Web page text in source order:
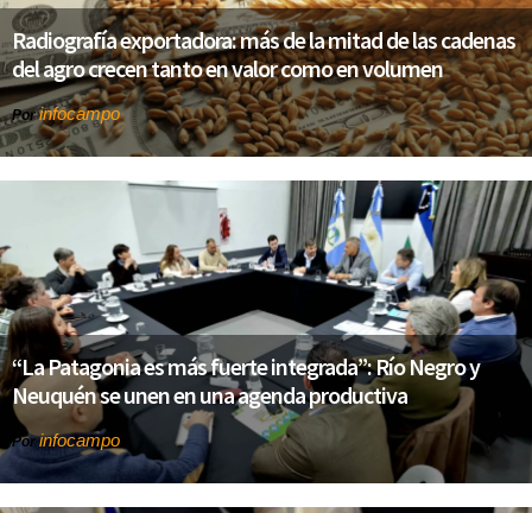
Radiografía exportadora: más de la mitad de las cadenas
del agro crecen tanto en valor como en volumen
Porinfocampo
“La Patagonia es más fuerte integrada”: Río Negro y
Neuquén se unen en una agenda productiva
Porinfocampo